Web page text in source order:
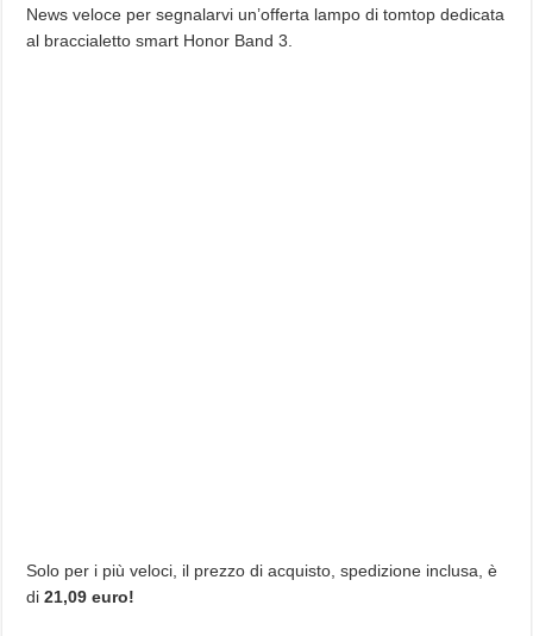
offerta
a
21
News veloce per segnalarvi un’offerta lampo di tomtop dedicata
al braccialetto smart Honor Band 3.
Solo per i più veloci, il prezzo di acquisto, spedizione inclusa, è
di21,09 euro!